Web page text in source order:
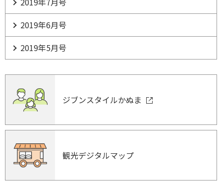
2019年6月号
2019年5月号
ジブンスタイルかぬま
観光デジタルマップ